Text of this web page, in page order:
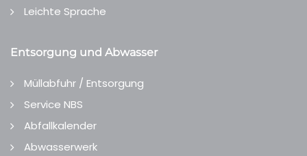
Leichte Sprache
Entsorgung und Abwasser
Müllabfuhr / Entsorgung
Service NBS
Abfallkalender
Abwasserwerk